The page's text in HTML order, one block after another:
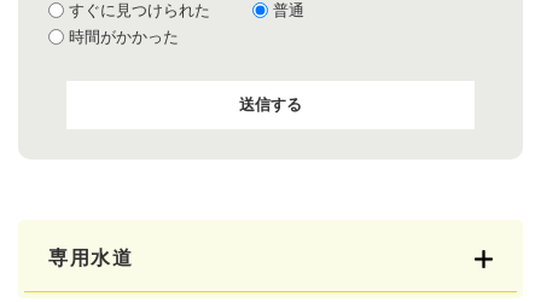
すぐに見つけられた
普通
時間がかかった
専用水道